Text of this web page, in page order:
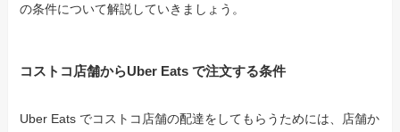
の条件について解説していきましょう。
コストコ店舗からUber Eats で注文する条件
Uber Eats でコストコ店舗の配達をしてもらうためには、店舗か